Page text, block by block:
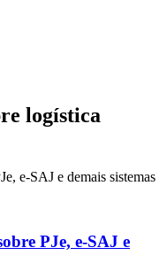
logística
PJe, e-SAJ e